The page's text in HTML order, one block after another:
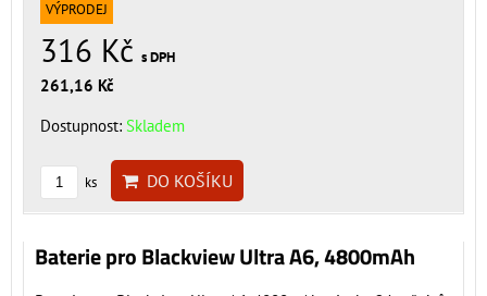
VÝPRODEJ
316 Kč s DPH
261,16 Kč
Dostupnost: Skladem
ks DO KOŠÍKU
Baterie pro Blackview Ultra A6, 4800mAh